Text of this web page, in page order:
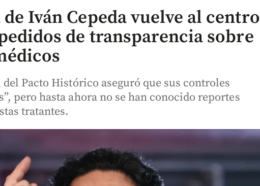
Iván Cepeda vuelve al centro
de transparencia sobre
Pacto Histórico aseguró que sus controles
pero hasta ahora no se han conocido reportes
tratantes.